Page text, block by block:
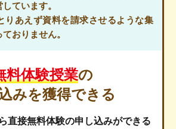
ています。
りあえず資料を請求させるような集
おりません。
料体験授業の
みを獲得できる
直接無料体験の申し込みができる